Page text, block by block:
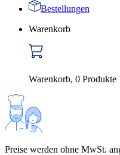
Bestellungen
Warenkorb
Warenkorb, 0 Produkte
Preise werden ohne MwSt.